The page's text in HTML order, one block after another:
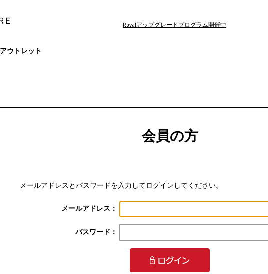
Rovalアップグレードプログラム開催中
アウトレット
会員の方
メールアドレスとパスワードを入力してログインしてください。
メールアドレス：
パスワード：